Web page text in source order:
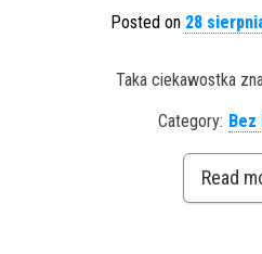
Posted on 28
Taka ciekawostka
Category:
Read